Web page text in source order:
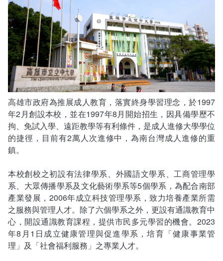
招標徵才
歷史訊息
新聞媒體專區
校園行事曆
報名系統
線上報名
線上報名查詢
組織架構
環境設備
校內分機(pdf)
活動花絮
影音資訊
教務處註冊組
教務處課務組
學習指導中心
輔導處
研發處
秘書處事務組
秘書處出納組
秘書處文書組
教學媒體處
電算中心
工商管理學系
法律學系
大眾傳播學系
外國語文學系
文化藝術學系
科技管理學系
健康管理與促進學系
國內外開放課程
資訊相關法規
招生資訊
新生報名
在學資訊
校務系統
課程大綱
網路選課
網路教學 3.0 (111-2學期啟用)
校園行事曆
校內系統
資訊服務線上報修系統
消耗品申請
會計預警及請購系統
教室‧會議室預約系統
線上報修最新消息
問卷調查
法令規章
書表下載
政府公開資訊
常見問答
意見信箱
各單位意見信箱
影音資訊
EN
高雄市政府為推展成人教育，落實終身學習理念，於1997
年2月創設本校，並在1997年8月開始招生，因具備學歷不
拘、免試入學、遠距教學等有利條件，是成人進修大學學位
的捷徑，目前有2萬人次進修中，為南台灣成人進修的重
鎮。
本校創校之初設有法律學系、外國語文學系、工商管理學
系、大眾傳播學系及文化藝術學系等5個學系，為配合南部
產業發展，2006年成立科技管理學系，致力培養產業所需
之服務與管理人才。除了六個學系之外，更設有通識教育中
心，開設通識教育課程，提供市民多元學習的機會。2023
年8月1日成立健康管理與促進學系，培育「健康事業管
理」及「社會福利服務」之專業人才。